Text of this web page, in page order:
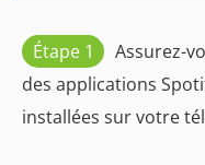
Étape 1
Assurez-
des applications
installées sur votre